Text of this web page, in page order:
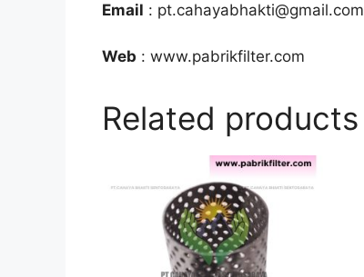
Email : pt.cahayabhakti@gmail.com
Web : www.pabrikfilter.com
Related products